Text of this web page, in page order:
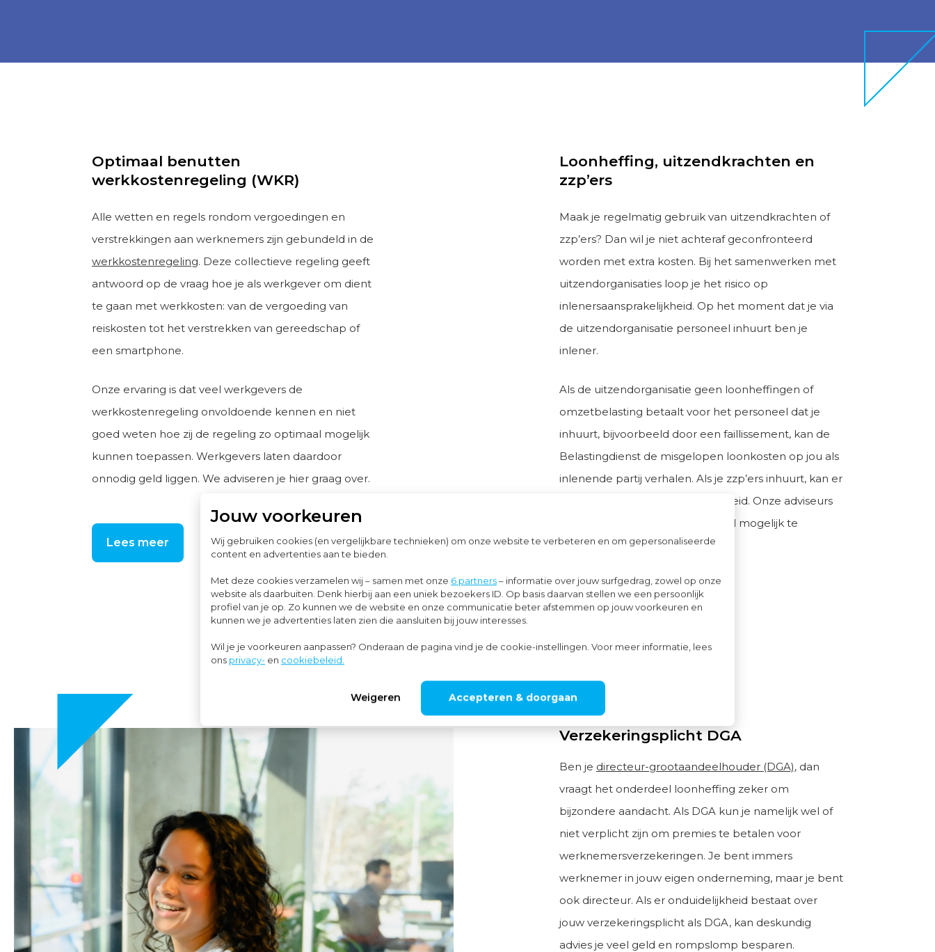
Jouw voorkeuren
Wij gebruiken cookies (en vergelijkbare technieken) om onze website te verbeteren en om gepersonaliseerde
content en advertenties aan te bieden.
Met deze cookies verzamelen wij – samen met onze 6 partners– informatie over jouw surfgedrag, zowel op onze
website als daarbuiten. Denk hierbij aan een uniek bezoekers ID. Op basis daarvan stellen we een persoonlijk
profiel van je op. Zo kunnen we de website en onze communicatie beter afstemmen op jouw voorkeuren en
kunnen we je advertenties laten zien die aansluiten bij jouw interesses.
Wil je je voorkeuren aanpassen? Onderaan de pagina vind je de cookie-instellingen. Voor meer informatie, lees
ons privacy- en cookiebeleid.
Weigeren Accepteren & doorgaan
Optimaal benutten
werkkostenregeling (WKR)
Alle wetten en regels rondom vergoedingen en
verstrekkingen aan werknemers zijn gebundeld in de
werkkostenregeling. Deze collectieve regeling geeft
antwoord op de vraag hoe je als werkgever om dient
te gaan met werkkosten: van de vergoeding van
reiskosten tot het verstrekken van gereedschap of
een smartphone.
Onze ervaring is dat veel werkgevers de
werkkostenregeling onvoldoende kennen en niet
goed weten hoe zij de regeling zo optimaal mogelijk
kunnen toepassen. Werkgevers laten daardoor
onnodig geld liggen. We adviseren je hier graag over.
Lees meer
Loonheffing, uitzendkrachten en
zzp’ers
Maak je regelmatig gebruik van uitzendkrachten of
zzp’ers? Dan wil je niet achteraf geconfronteerd
worden met extra kosten. Bij het samenwerken met
uitzendorganisaties loop je het risico op
inlenersaansprakelijkheid. Op het moment dat je via
de uitzendorganisatie personeel inhuurt ben je
inlener.
Als de uitzendorganisatie geen loonheffingen of
omzetbelasting betaalt voor het personeel dat je
inhuurt, bijvoorbeeld door een faillissement, kan de
Belastingdienst de misgelopen loonkosten op jou als
inlenende partij verhalen. Als je zzp’ers inhuurt, kan er
sprake zijn van schijnzelfstandigheid. Onze adviseurs
helpen je om deze risico’s zo veel mogelijk te
beperken.
Lees meer
Verzekeringsplicht DGA
Ben je directeur-grootaandeelhouder (DGA), dan
vraagt het onderdeel loonheffing zeker om
bijzondere aandacht. Als DGA kun je namelijk wel of
niet verplicht zijn om premies te betalen voor
werknemersverzekeringen. Je bent immers
werknemer in jouw eigen onderneming, maar je bent
ook directeur. Als er onduidelijkheid bestaat over
jouw verzekeringsplicht als DGA, kan deskundig
advies je veel geld en rompslomp besparen.